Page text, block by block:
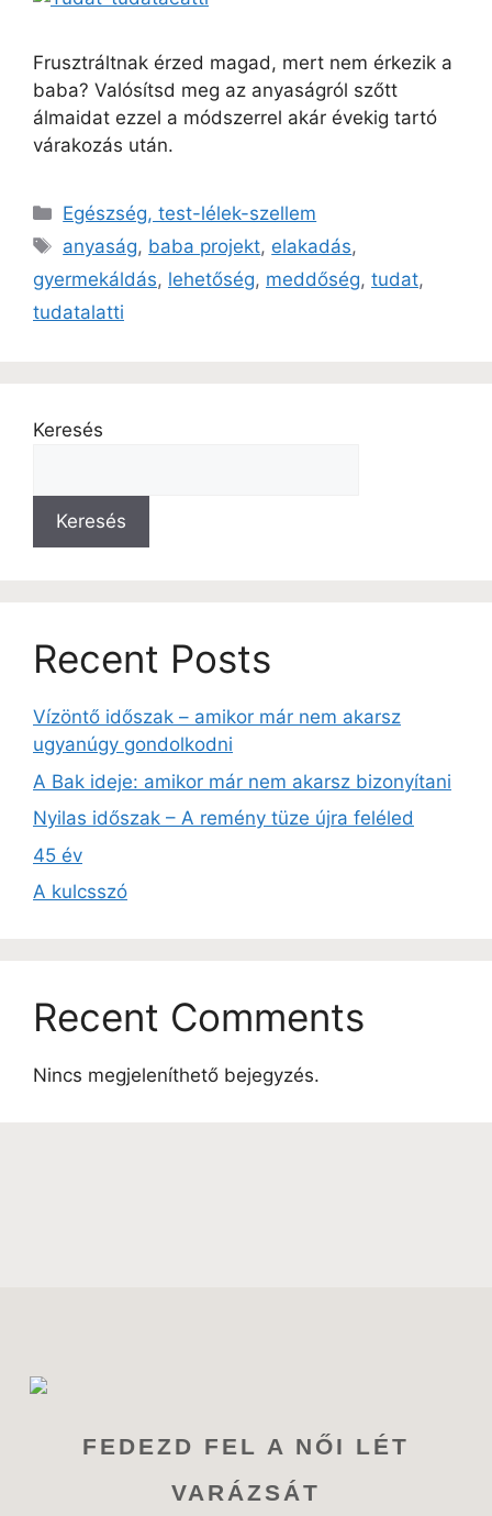
Frusztráltnak érzed magad, mert nem érkezik a
baba? Valósítsd meg az anyaságról szőtt
álmaidat ezzel a módszerrel akár évekig tartó
várakozás után.
Egészség, test-lélek-szellem
anyaság, baba projekt, elakadás,
gyermekáldás, lehetőség, meddőség, tudat,
tudatalatti
Keresés
Keresés
Recent Posts
Vízöntő időszak – amikor már nem akarsz
ugyanúgy gondolkodni
A Bak ideje: amikor már nem akarsz bizonyítani
Nyilas időszak – A remény tüze újra feléled
45 év
A kulcsszó
Recent Comments
Nincs megjeleníthető bejegyzés.
FEDEZD FEL A NŐI LÉT
VARÁZSÁT